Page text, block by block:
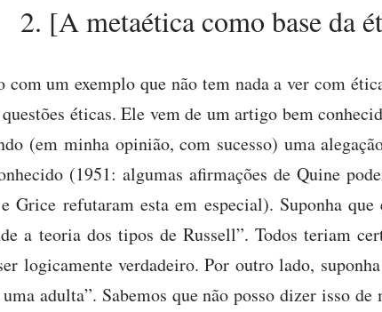
2. [A metaética como base da
um exemplo que não tem nada a ver com
éticas. Ele vem de um artigo bem
(em minha opinião, com sucesso) uma
(1951: algumas afirmações de Quine
Grice refutaram esta em especial). Suponha
a teoria dos tipos de Russell”. Todos teriam
logicamente verdadeiro. Por outro lado,
adulta”. Sabemos que não posso dizer isso de